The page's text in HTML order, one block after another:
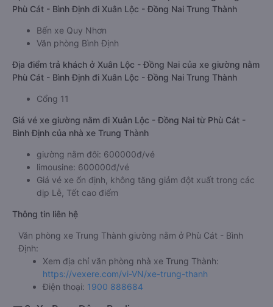
Giờ xuất phát của xe Trung Thành đi Xuân Lộc - Đồng
Địa điểm đón khách ở Phù Cát - Bình Định của xe giường nằm
Bến xe Quy Nhơn
Phù Cát - Bình Định đi Xuân Lộc - Đồng Nai Trung Thành
Giá vé xe giường nằm đi Xuân Lộc - Đồng Nai từ Phù Cát -
Bình Định của nhà xe Trung Thành
giường nằm đôi: 600000đ/vé
limousine: 600000đ/vé
dịp Lễ, Tết cao điểm
Thông tin liên hệ
Văn phòng xe Trung Thành giường nằm ở Phù Cát - Bình
Định:
Xem địa chỉ văn phòng nhà xe Trung Thành: